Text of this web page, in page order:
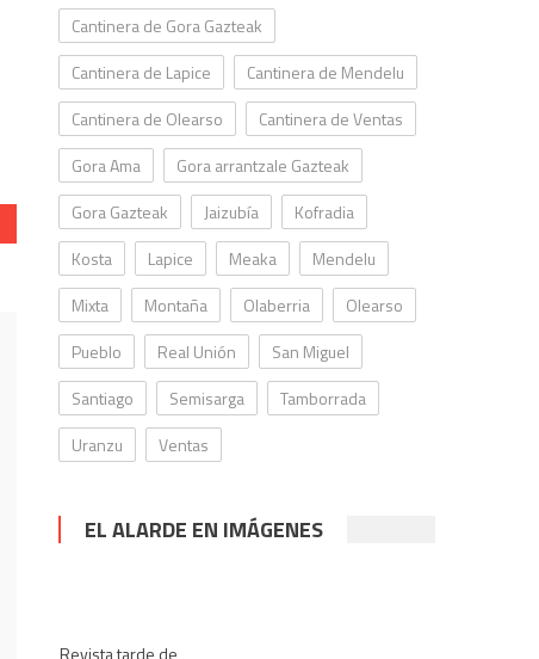
Cantinera de Gora Gazteak
Cantinera de Lapice
Cantinera de Mendelu
Cantinera de Olearso
Cantinera de Ventas
Gora Ama
Gora arrantzale Gazteak
Gora Gazteak
Jaizubía
Kofradia
Kosta
Lapice Meaka
Mendelu
Mixta
Montaña Olaberria
Olearso
Pueblo
Real Unión
San Miguel
Santiago
Semisarga
Tamborrada
Uranzu
Ventas
EL ALARDE EN IMÁGENES
Revista tarde de